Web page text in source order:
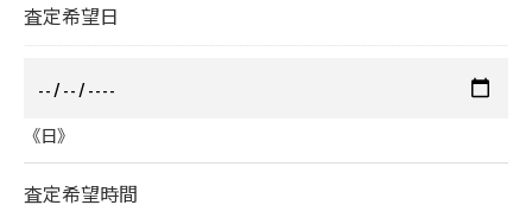
個人情報の開示･訂正･削除・利用停止の具体的手続
きにつきましては、お電話でお問合せ下さい。
査定希望日
《日》
査定希望時間